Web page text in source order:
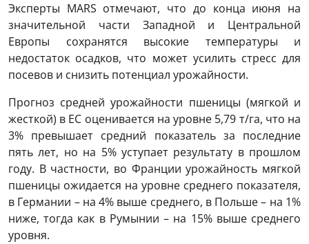
Эксперты MARS отмечают, что до конца июня на
значительной части Западной и Центральной
Европы сохранятся высокие температуры и
недостаток осадков, что может усилить стресс для
посевов и снизить потенциал урожайности.
Прогноз средней урожайности пшеницы (мягкой и
жесткой) в ЕС оценивается на уровне 5,79 т/га, что на
3% превышает средний показатель за последние
пять лет, но на 5% уступает результату в прошлом
году. В частности, во Франции урожайность мягкой
пшеницы ожидается на уровне среднего показателя,
в Германии – на 4% выше среднего, в Польше – на 1%
ниже, тогда как в Румынии – на 15% выше среднего
уровня.